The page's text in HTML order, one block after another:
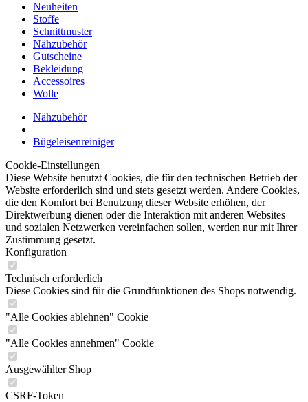
Neuheiten
Stoffe
Schnittmuster
Nähzubehör
Gutscheine
Bekleidung
Accessoires
Wolle
Nähzubehör
Bügeleisenreiniger
Cookie-Einstellungen
Diese Website benutzt Cookies, die für den technischen Betrieb der
Website erforderlich sind und stets gesetzt werden. Andere Cookies,
die den Komfort bei Benutzung dieser Website erhöhen, der
Direktwerbung dienen oder die Interaktion mit anderen Websites
und sozialen Netzwerken vereinfachen sollen, werden nur mit Ihrer
Zustimmung gesetzt.
Konfiguration
Technisch erforderlich
Diese Cookies sind für die Grundfunktionen des Shops notwendig.
"Alle Cookies ablehnen" Cookie
"Alle Cookies annehmen" Cookie
Ausgewählter Shop
CSRF-Token